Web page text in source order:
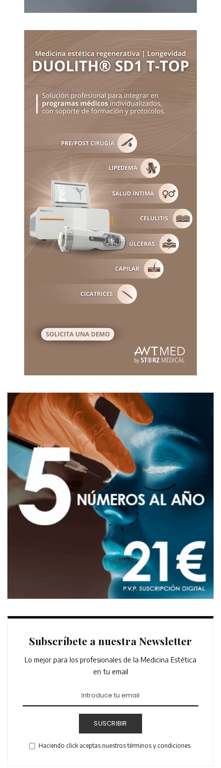
Subscríbete a nuestra Newsletter
Lo mejor para los profesionales de la Medicina Estética
en tu email
SUSCRIBIR
Haciendo click aceptas nuestros términos y condiciones.